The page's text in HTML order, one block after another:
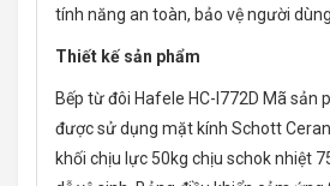
tính năng an toàn, bảo vệ người
Thiết kế sản phẩm
Bếp từ đôi Hafele HC-I772D Mã sản
được sử dụng mặt kính Schott
khối chịu lực 50kg chịu schok nhiệt